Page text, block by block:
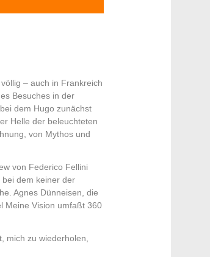
– auch in Frankreich
Besuches in der
dem Hugo zunächst
Helle der beleuchteten
von Mythos und
von Federico Fellini
dem keiner der
Agnes Dünneisen, die
Meine Vision umfaßt 360
mich zu wiederholen,